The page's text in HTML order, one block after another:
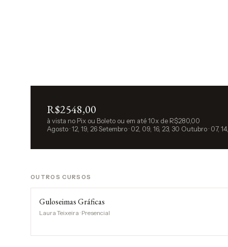
R$2548,00
à vista no Pix ou Boleto ou em até 10x de R$280,00
Agosto · 12, 19, 26 Setembro · 02, 09, 16, 23, 30 Outubro · 07,
OUTROS CURSOS
Guloseimas Gráficas
Laura Teixeira · Presencial